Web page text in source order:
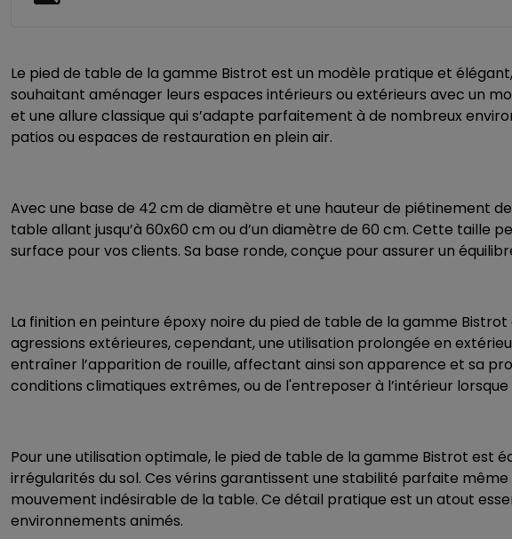
Le pied de table de la gamme Bistrot est un modèle pratique et
souhaitant aménager leurs espaces intérieurs ou extérieurs avec un
et une allure classique qui s’adapte parfaitement à de nombreux
patios ou espaces de restauration en plein air.
Avec une base de 42 cm de diamètre et une hauteur de piétinement
table allant jusqu’à 60x60 cm ou d’un diamètre de 60 cm. Cette
surface pour vos clients. Sa base ronde, conçue pour assurer un
La finition en peinture époxy noire du pied de table de la gamme Bistrot
agressions extérieures, cependant, une utilisation prolongée en
entraîner l’apparition de rouille, affectant ainsi son apparence et sa
conditions climatiques extrêmes, ou de l'entreposer à l’intérieur lorsque
Pour une utilisation optimale, le pied de table de la gamme Bistrot est
irrégularités du sol. Ces vérins garantissent une stabilité parfaite
mouvement indésirable de la table. Ce détail pratique est un atout
environnements animés.